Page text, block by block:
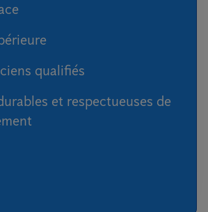
qualifiés
et respectueuses de